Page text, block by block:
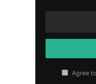
Agree